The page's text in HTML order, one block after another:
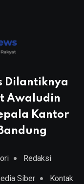
Dilantiknya
Awaludin
Kantor
Redaksi
Siber Kontak